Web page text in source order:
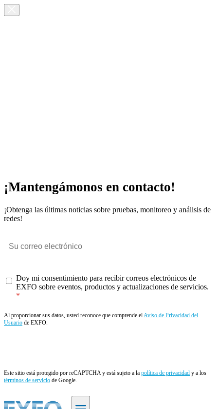
¡Mantengámonos en contacto!
¡Obtenga las últimas noticias sobre pruebas, monitoreo y análisis de
redes!
Doy mi consentimiento para recibir correos electrónicos de
EXFO sobre eventos, productos y actualizaciones de servicios.
Al proporcionar sus datos, usted reconoce que comprende elAviso de Privacidad del
Usuario de EXFO.
Este sitio está protegido por reCAPTCHA y está sujeto a la política de privacidad y a los
términos de servicio de Google.